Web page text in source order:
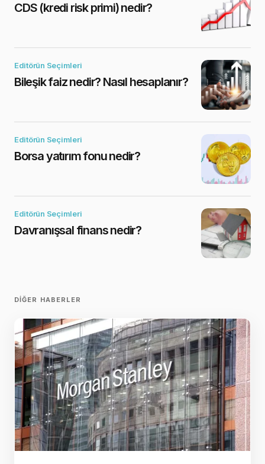
CDS (kredi risk primi) nedir?
Editörün Seçimleri
Bileşik faiz nedir? Nasıl hesaplanır?
Editörün Seçimleri
Borsa yatırım fonu nedir?
Editörün Seçimleri
Davranışsal finans nedir?
DIĞER HABERLER